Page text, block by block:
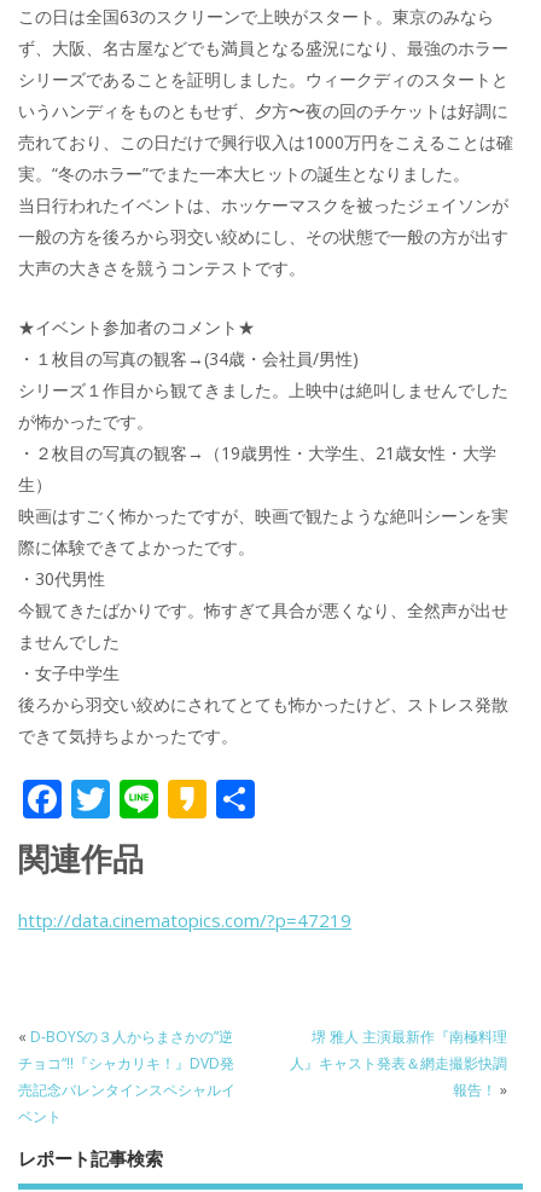
この日は全国63のスクリーンで上映がスタート。東京のみなら
ず、大阪、名古屋などでも満員となる盛況になり、最強のホラー
シリーズであることを証明しました。ウィークディのスタートと
いうハンディをものともせず、夕方〜夜の回のチケットは好調に
売れており、この日だけで興行収入は1000万円をこえることは確
実。“冬のホラー”でまた一本大ヒットの誕生となりました。
当日行われたイベントは、ホッケーマスクを被ったジェイソンが
一般の方を後ろから羽交い絞めにし、その状態で一般の方が出す
大声の大きさを競うコンテストです。
★イベント参加者のコメント★
・１枚目の写真の観客→(34歳・会社員/男性)
シリーズ１作目から観てきました。上映中は絶叫しませんでした
が怖かったです。
・２枚目の写真の観客→（19歳男性・大学生、21歳女性・大学
生）
映画はすごく怖かったですが、映画で観たような絶叫シーンを実
際に体験できてよかったです。
・30代男性
今観てきたばかりです。怖すぎて具合が悪くなり、全然声が出せ
ませんでした
・女子中学生
後ろから羽交い絞めにされてとても怖かったけど、ストレス発散
できて気持ちよかったです。
F
ac
e
b
k
T
w
itt
er
Li K
a
関連作品
http://data.cinematopics.com/?p=47219
« D-BOYSの３人からまさかの”逆
チョコ“!!『シャカリキ！』DVD発
売記念バレンタインスペシャルイ
ベント
堺 雅人 主演最新作『南極料理
人』キャスト発表＆網走撮影快調
報告！ »
レポート記事検索